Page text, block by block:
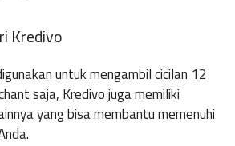
Kredivo
untuk mengambil cicilan 12
saja, Kredivo juga memiliki
yang bisa membantu memenuhi